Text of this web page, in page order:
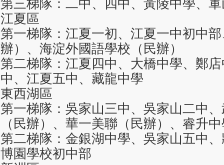
第三梯隊：二中、四中、黃陵中學、
江夏區
第一梯隊：江夏一初、江夏一中初中
辦）、海淀外國語學校（民辦）
第二梯隊：江夏四中、大橋中學、鄭
中、江夏五中、藏龍中學
東西湖區
第一梯隊：吳家山三中、吳家山二中
（民辦）、華一美聯（民辦）、睿升
第二梯隊：金銀湖中學、吳家山五中
博園學校初中部